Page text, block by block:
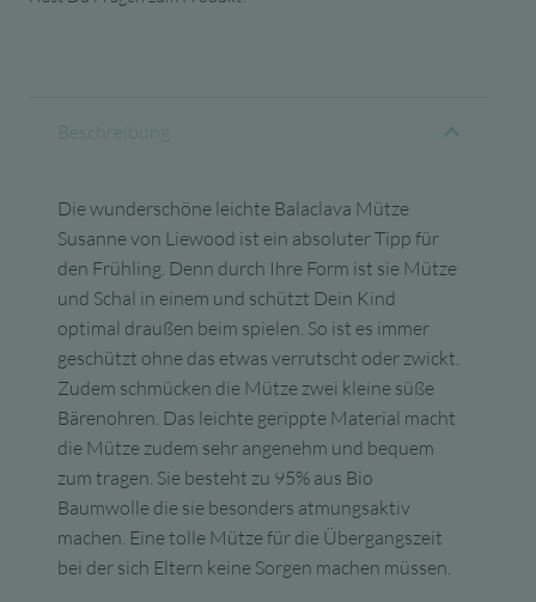
Beschreibung
Die wunderschöne leichte Balaclava Mütze
Susanne von Liewood ist ein absoluter Tipp für
den Frühling. Denn durch Ihre Form ist sie Mütze
und Schal in einem und schützt Dein Kind
optimal draußen beim spielen. So ist es immer
geschützt ohne das etwas verrutscht oder zwickt.
Zudem schmücken die Mütze zwei kleine süße
Bärenohren. Das leichte gerippte Material macht
die Mütze zudem sehr angenehm und bequem
zum tragen. Sie besteht zu 95% aus Bio
Baumwolle die sie besonders atmungsaktiv
machen. Eine tolle Mütze für die Übergangszeit
bei der sich Eltern keine Sorgen machen müssen.